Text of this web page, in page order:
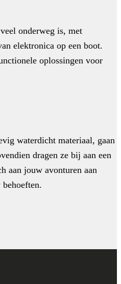
onderweg is, met
elektronica op een boot.
oplossingen voor
waterdicht materiaal, gaan
dragen ze bij aan een
aan jouw avonturen aan